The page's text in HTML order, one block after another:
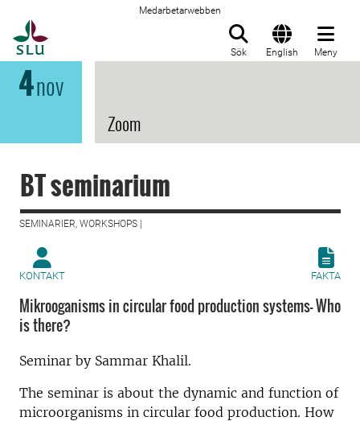
Medarbetarwebben
Sök English Meny
4nov
Zoom
BT seminarium
SEMINARIER, WORKSHOPS |
KONTAKT FAKTA
Mikrooganisms in circular food production systems- Who
is there?
Seminar by Sammar Khalil.
The seminar is about the dynamic and function of
microorganisms in circular food production. How